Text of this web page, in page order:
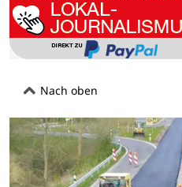
Nach oben